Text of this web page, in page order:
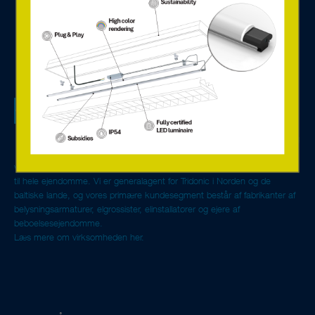
Vi er et teknisk salgsselskab specialiseret i
belysningskomponenter og systemløsninger til styring og
overvågning. Vi tilbyder servicetjenester baseret på den nye,
internetforbundne teknik. Med avancerede LED-løsninger og
digitale komponenter fra Europas førende fabrikanter skaber
vi miljøvenlige og energieffektive belysningsløsninger til alt fra enkelte rum
til hele ejendomme. Vi er generalagent for Tridonic i Norden og de
baltiske lande, og vores primære kundesegment består af fabrikanter af
belysningsarmaturer, elgrossister, elinstallatører og ejere af
beboelsesejendomme.
Læs mere om virksomheden her.